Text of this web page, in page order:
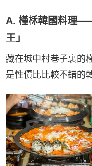
A. 槿柇韓國料理
王」
藏在城中村巷子裏的
是性價比比較不錯的